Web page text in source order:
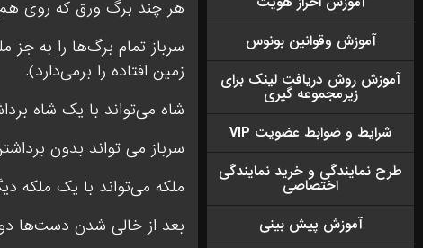
آموزش وقوانين بونوس
آموزش روش دریافت لينک براى
زيرمجموعه گيرى
شرایط و ضوابط عضویت VIP
طرح نمايندگى و خريد نمايندگى
اختصاصى
آموزش پيش بينی
هر چند برگ ورق که روی
سرباز تمام برگ‌ها را به جز
زمین افتاده را برمی‌دارد).
شاه می‌تواند با یک شاه
سرباز می تواند بدون
ملکه می‌تواند با یک ملکه
بعد از خالی شدن دست‌ها